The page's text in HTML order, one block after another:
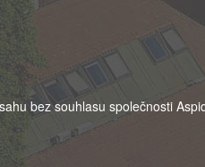
bez souhlasu společnosti